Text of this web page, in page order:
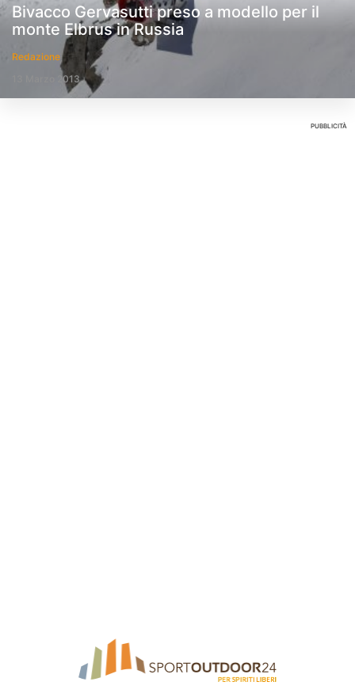
Bivacco Gervasutti preso a modello per il
monte Elbrus in Russia
Redazione
13 Marzo 2013
PUBBLICITÀ